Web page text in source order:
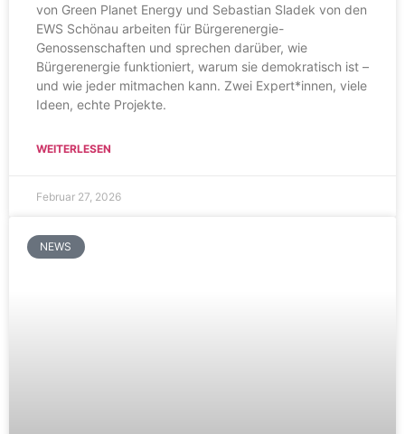
von Green Planet Energy und Sebastian Sladek von den
EWS Schönau arbeiten für Bürgerenergie-
Genossenschaften und sprechen darüber, wie
Bürgerenergie funktioniert, warum sie demokratisch ist –
und wie jeder mitmachen kann. Zwei Expert*innen, viele
Ideen, echte Projekte.
WEITERLESEN
Februar 27, 2026
NEWS